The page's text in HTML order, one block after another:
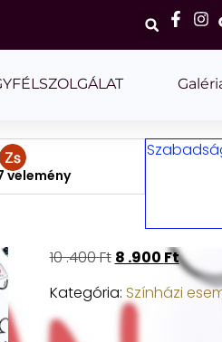
vélemény
10 .400Ft 8 .900 Ft
Kategória: Színházi